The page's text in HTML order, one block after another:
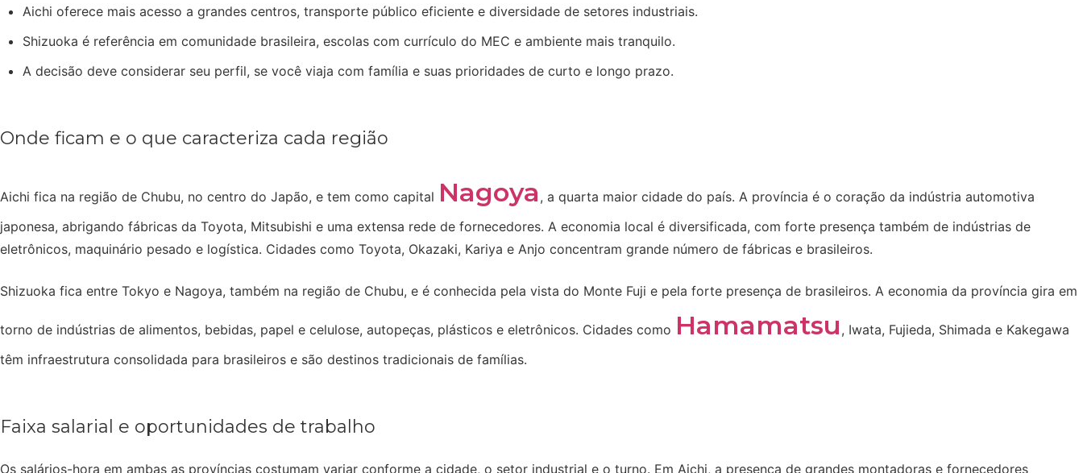
Aichi oferece mais acesso a grandes centros, transporte público eficiente e diversidade de setores industriais.
Shizuoka é referência em comunidade brasileira, escolas com currículo do MEC e ambiente mais tranquilo.
A decisão deve considerar seu perfil, se você viaja com família e suas prioridades de curto e longo prazo.
Onde ficam e o que caracteriza cada região
Aichi fica na região de Chubu, no centro do Japão, e tem como capital Nagoya , a quarta maior cidade do país. A província é o coração da indústria automotiva
japonesa, abrigando fábricas da Toyota, Mitsubishi e uma extensa rede de fornecedores. A economia local é diversificada, com forte presença também de indústrias de
eletrônicos, maquinário pesado e logística. Cidades como Toyota, Okazaki, Kariya e Anjo concentram grande número de fábricas e brasileiros.
Shizuoka fica entre Tokyo e Nagoya, também na região de Chubu, e é conhecida pela vista do Monte Fuji e pela forte presença de brasileiros. A economia da província gira em
torno de indústrias de alimentos, bebidas, papel e celulose, autopeças, plásticos e eletrônicos. Cidades como Hamamatsu , Iwata, Fujieda, Shimada e Kakegawa
têm infraestrutura consolidada para brasileiros e são destinos tradicionais de famílias.
Faixa salarial e oportunidades de trabalho
Os salários-hora em ambas as províncias costumam variar conforme a cidade, o setor industrial e o turno. Em Aichi, a presença de grandes montadoras e fornecedores